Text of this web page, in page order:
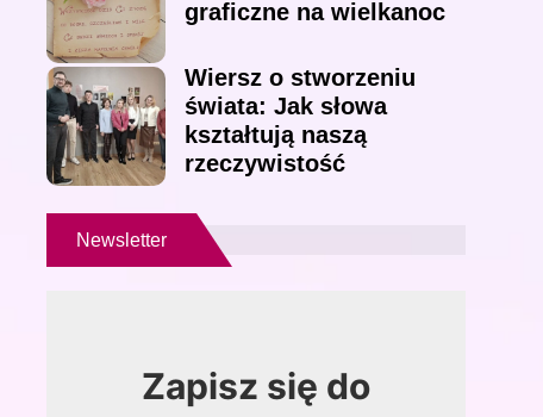
graficzne na wielkanoc
Wiersz o stworzeniu
świata: Jak słowa
kształtują naszą
rzeczywistość
Newsletter
Zapisz się do